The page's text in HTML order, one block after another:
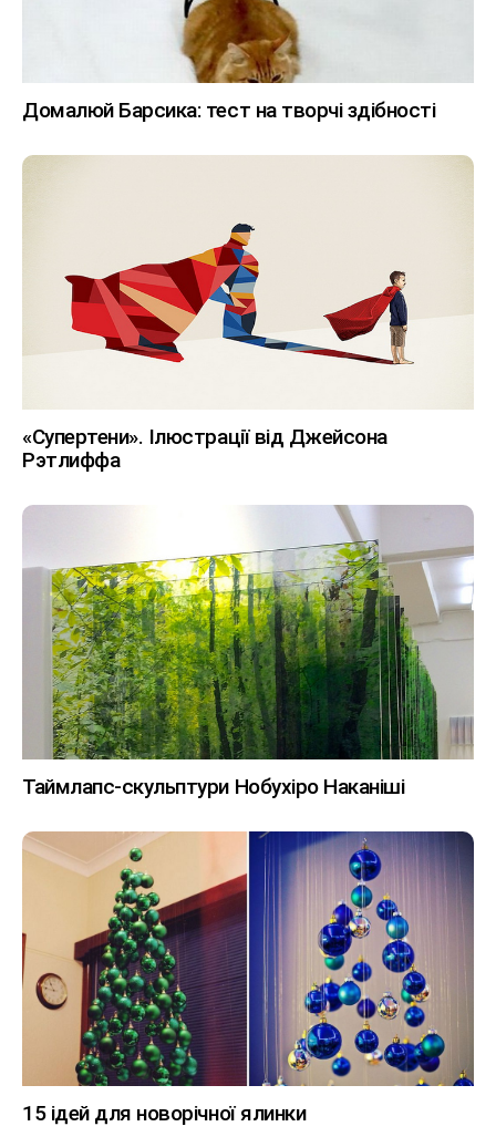
Домалюй Барсика: тест на творчі здібності
«Супертени». Ілюстрації від Джейсона
Рэтлиффа
Таймлапс-скульптури Нобухіро Наканіші
15 ідей для новорічної ялинки